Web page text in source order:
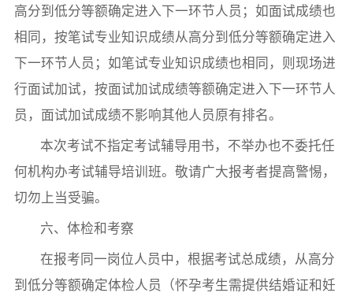
高分到低分等额确定进入下一环节人员；如面试成绩也
相同，按笔试专业知识成绩从高分到低分等额确定进入
下一环节人员；如笔试专业知识成绩也相同，则现场进
行面试加试，按面试加试成绩等额确定进入下一环节人
员，面试加试成绩不影响其他人员原有排名。
本次考试不指定考试辅导用书，不举办也不委托任
何机构办考试辅导培训班。敬请广大报考者提高警惕，
切勿上当受骗。
六、体检和考察
在报考同一岗位人员中，根据考试总成绩，从高分
到低分等额确定体检人员（怀孕考生需提供结婚证和妊